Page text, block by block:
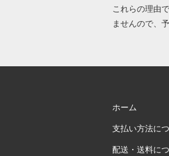
これらの理由
ませんので、
ホーム
支払い方法に
配送・送料に